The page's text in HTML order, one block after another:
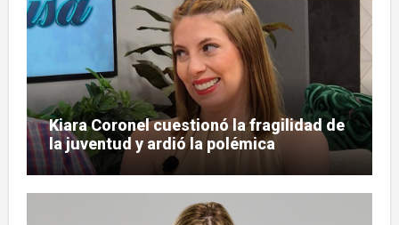
Kiara Coronel cuestionó la fragilidad de
la juventud y ardió la polémica